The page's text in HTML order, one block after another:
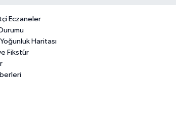
Eczaneler
Haritası
Fikstür